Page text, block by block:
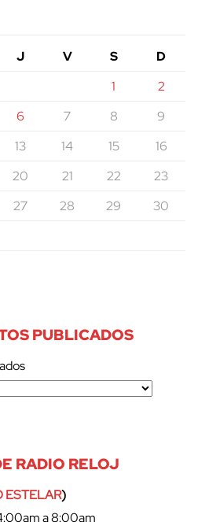
J V S
D
1
2
6 7 8
9
13 14 15
16
20 21 22
23
27 28 29
30
PUBLICADOS
RADIO RELOJ
ESTELAR)
a 8:00am